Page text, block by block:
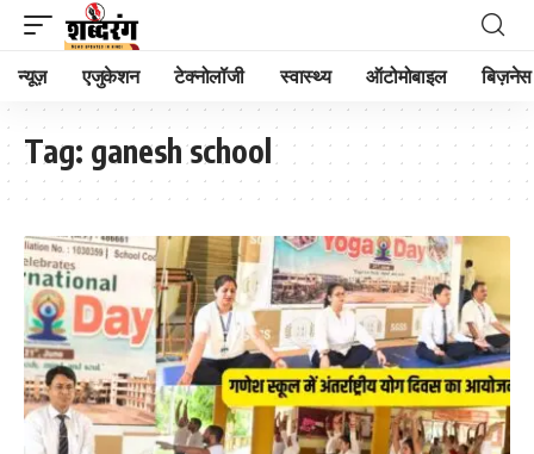
न्यूज़ एजुकेशन टेक्नोलॉजी स्वास्थ्य ऑटोमोबाइल बिज़नेस
Tag: ganesh school